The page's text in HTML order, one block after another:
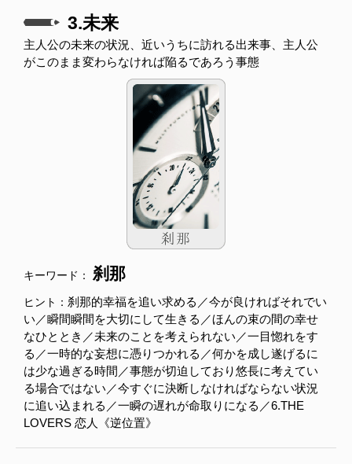
3.未来
主人公の未来の状況、近いうちに訪れる出来事、主人公
がこのまま変わらなければ陥るであろう事態
キーワード： 刹那
ヒント： 刹那的幸福を追い求める／今が良ければそれでい
い／瞬間瞬間を大切にして生きる／ほんの束の間の幸せ
なひととき／未来のことを考えられない／一目惚れをす
る／一時的な妄想に憑りつかれる／何かを成し遂げるに
は少な過ぎる時間／事態が切迫しており悠長に考えてい
る場合ではない／今すぐに決断しなければならない状況
に追い込まれる／一瞬の遅れが命取りになる／6.THE
LOVERS 恋人《逆位置》